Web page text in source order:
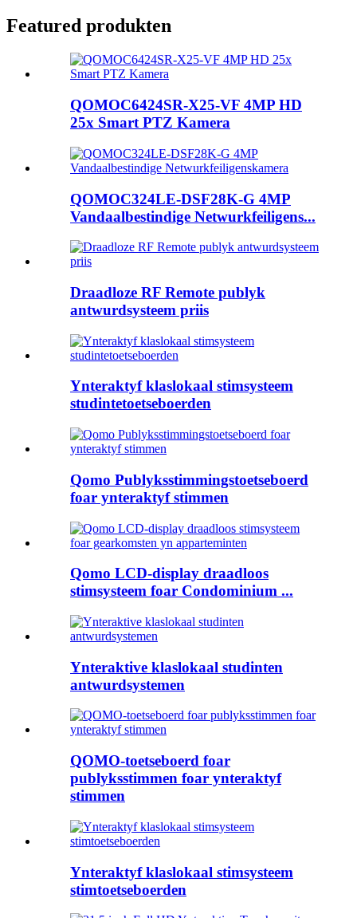
Featured produkten
QOMOC6424SR-X25-VF 4MP HD
25x Smart PTZ Kamera
QOMOC324LE-DSF28K-G 4MP
Vandaalbestindige Netwurkfeiligens...
Draadloze RF Remote publyk
antwurdsysteem priis
Ynteraktyf klaslokaal stimsysteem
studintetoetseboerden
Qomo Publyksstimmingstoetseboerd
foar ynteraktyf stimmen
Qomo LCD-display draadloos
stimsysteem foar Condominium ...
Ynteraktive klaslokaal studinten
antwurdsystemen
QOMO-toetseboerd foar
publyksstimmen foar ynteraktyf
stimmen
Ynteraktyf klaslokaal stimsysteem
stimtoetseboerden